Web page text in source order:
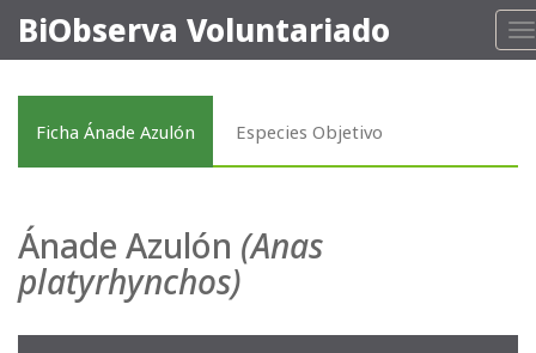
BiObserva Voluntariado
Ficha Ánade Azulón Especies Objetivo
Ánade Azulón (Anas
platyrhynchos)